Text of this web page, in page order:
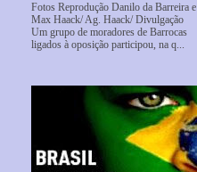
Fotos Reprodução Danilo da Barreira e
Max Haack/ Ag. Haack/ Divulgação
Um grupo de moradores de Barrocas
ligados à oposição participou, na q...